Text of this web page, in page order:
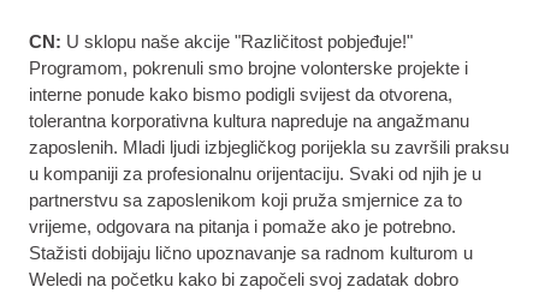
CN: U sklopu naše akcije "Različitost pobjeđuje!"
Programom, pokrenuli smo brojne volonterske projekte i
interne ponude kako bismo podigli svijest da otvorena,
tolerantna korporativna kultura napreduje na angažmanu
zaposlenih. Mladi ljudi izbjegličkog porijekla su završili praksu
u kompaniji za profesionalnu orijentaciju. Svaki od njih je u
partnerstvu sa zaposlenikom koji pruža smjernice za to
vrijeme, odgovara na pitanja i pomaže ako je potrebno.
Stažisti dobijaju lično upoznavanje sa radnom kulturom u
Weledi na početku kako bi započeli svoj zadatak dobro